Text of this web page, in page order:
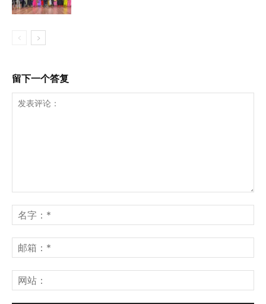
留下一个答复